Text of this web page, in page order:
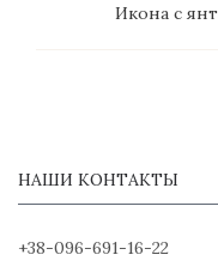
Икона с
НАШИ КОНТАКТЫ
+38-096-691-16-22